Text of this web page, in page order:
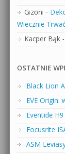
Gizoni -
Wiecznie Trwać
Kacper Bąk -
OSTATNIE
Black Lion
EVE Origin:
Eventide
Focusrite
ASM